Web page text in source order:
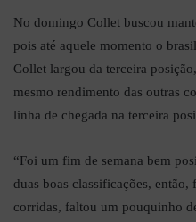
No domingo Collet buscou
pois até aquele momento o
Collet largou da terceira
mesmo rendimento das outras
linha de chegada na terceira
“Foi um fim de semana bem
duas boas classificações,
corridas, faltou um pouquinho